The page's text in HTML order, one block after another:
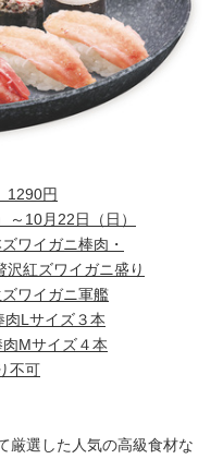
1290円
～10月22日（日）
ワイガニ棒肉・
沢紅ズワイガニ盛り
ワイガニ軍艦
Lサイズ３本
Mサイズ４本
不可
厳選した人気の高級食材な